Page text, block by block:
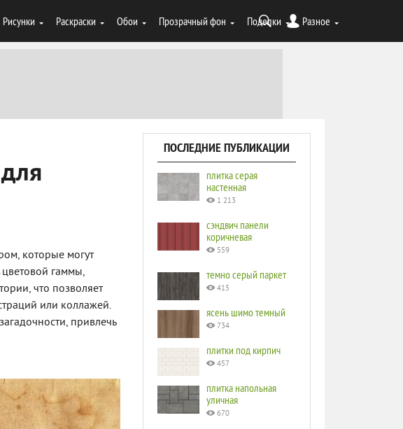
Рисунки Раскраски Обои Прозрачный фон Поделки Разное
которые могут
гаммы,
что позволяет
или коллажей.
привлечь
ПОСЛЕДНИЕ ПУБЛИКАЦИИ
плитка серая
настенная
1 213
сэндвич панели
коричневая
559
темно серый паркет
415
ясень шимо темный
734
плитки под кирпич
457
плитка напольная
уличная
670